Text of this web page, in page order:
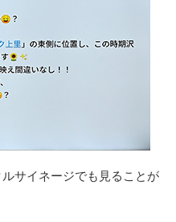
サイネージでも見ることが